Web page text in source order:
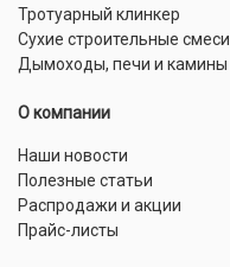
Тротуарный клинкер
Сухие строительные смеси
Дымоходы, печи и камины
О компании
Наши новости
Полезные статьи
Распродажи и акции
Прайс-листы